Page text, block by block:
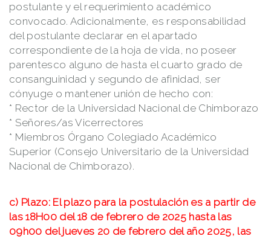
postulante y el requerimiento académico
convocado. Adicionalmente, es responsabilidad
del postulante declarar en el apartado
correspondiente de la hoja de vida, no poseer
parentesco alguno de hasta el cuarto grado de
consanguinidad y segundo de afinidad, ser
cónyuge o mantener unión de hecho con:
* Rector de la Universidad Nacional de Chimborazo
* Señores/as Vicerrectores
* Miembros Órgano Colegiado Académico
Superior (Consejo Universitario de la Universidad
Nacional de Chimborazo).
c) Plazo: El plazo para la postulación es a partir de
las 18H00 del 18 de febrero de 2025 hasta las
09h00 del jueves 20 de febrero del año 2025, las